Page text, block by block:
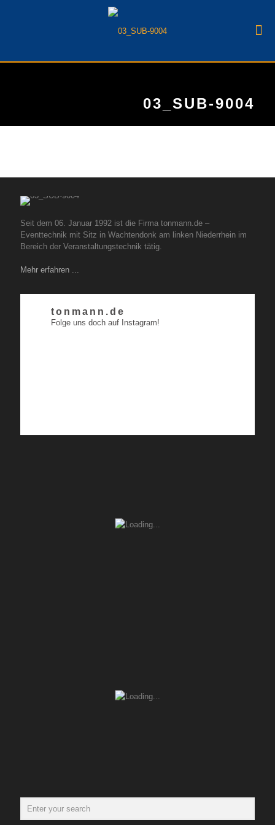
03_SUB-9004
Seit dem 06. Januar 1992 ist die Firma tonmann.de –
Eventtechnik mit Sitz in Wachtendonk am linken Niederrhein im
Bereich der Veranstaltungstechnik tätig.
Mehr erfahren ...
tonmann.de
Folge uns doch auf Instagram!